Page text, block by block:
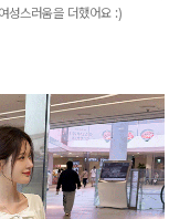
성스러움을 더했어요 :)